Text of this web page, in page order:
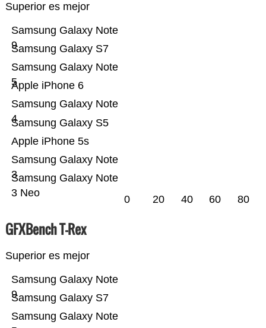
Superior es mejor
Samsung Galaxy Note
3 Neo
Samsung Galaxy Note
3
Apple iPhone 5s
Samsung Galaxy S5
Samsung Galaxy Note
4
Apple iPhone 6
Samsung Galaxy Note
5
Samsung Galaxy S7
Samsung Galaxy Note
9
0 20 40 60 80
GFXBench T-Rex
Superior es mejor
Samsung Galaxy Note
Samsung Galaxy S7
Samsung Galaxy Note
9